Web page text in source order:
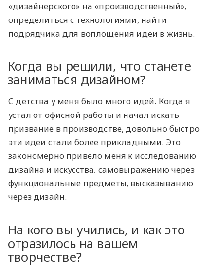
«дизайнерского» на «производственный»,
определиться с технологиями, найти
подрядчика для воплощения идеи в жизнь.
Когда вы решили, что станете
заниматься дизайном?
С детства у меня было много идей. Когда я
устал от офисной работы и начал искать
призвание в производстве, довольно быстро
эти идеи стали более прикладными. Это
закономерно привело меня к исследованию
дизайна и искусства, самовыражению через
функциональные предметы, высказыванию
через дизайн.
На кого вы учились, и как это
отразилось на вашем
творчестве?